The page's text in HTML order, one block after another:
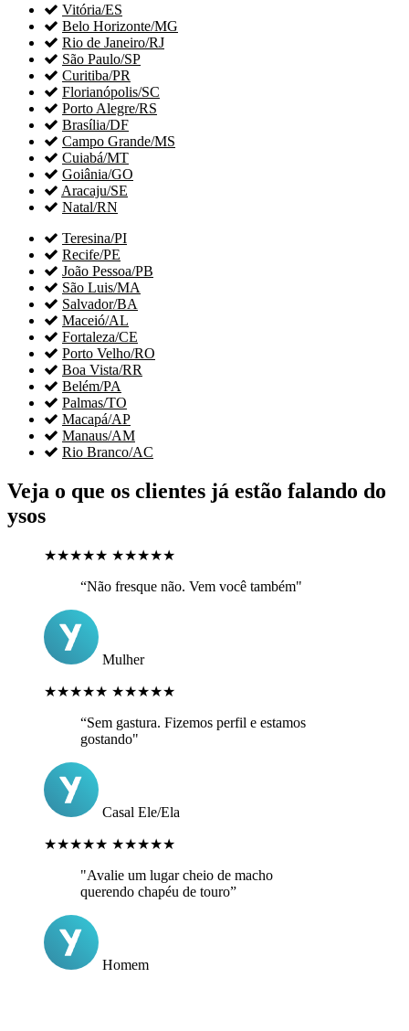
 Vitória/ES
 Belo Horizonte/MG
 Rio de Janeiro/RJ
 São Paulo/SP
 Curitiba/PR
 Florianópolis/SC
 Porto Alegre/RS
 Brasília/DF
 Campo Grande/MS
 Cuiabá/MT
 Goiânia/GO
 Aracaju/SE
 Natal/RN
 Teresina/PI
 Recife/PE
 João Pessoa/PB
 São Luis/MA
 Salvador/BA
 Maceió/AL
 Fortaleza/CE
 Porto Velho/RO
 Boa Vista/RR
 Belém/PA
 Palmas/TO
 Macapá/AP
 Manaus/AM
 Rio Branco/AC
Veja o que os clientes já estão falando do
ysos
★★★★★ ★★★★★
“Não fresque não. Vem você também"
Mulher
★★★★★ ★★★★★
“Sem gastura. Fizemos perfil e estamos
gostando"
Casal Ele/Ela
★★★★★ ★★★★★
"Avalie um lugar cheio de macho
querendo chapéu de touro”
Homem